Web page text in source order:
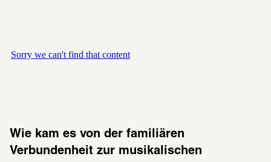
Wie kam es von der familiären
Verbundenheit zur musikalischen